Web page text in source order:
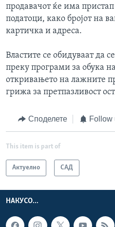
продавачот ќе има
податоци, како бројот на
картичка и адреса.
Властите се обидуваат да
преку програми за обука
откривањето на лажните
грижа за претпазливост
Споделете Follow
This item is part of
Актуелно САД
НАКУСО...